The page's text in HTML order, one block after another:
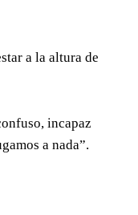
a la altura de
incapaz
a nada”.